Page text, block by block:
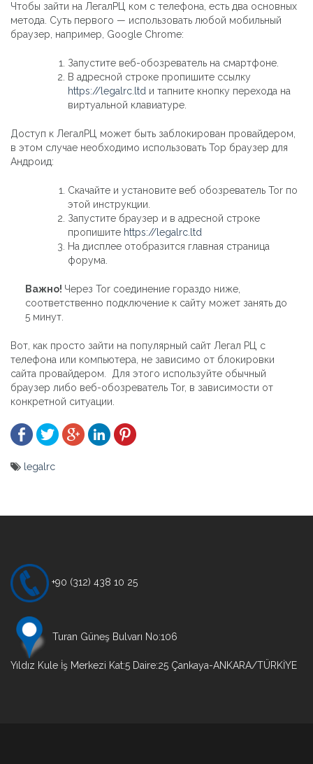
Чтобы зайти на ЛегалРЦ ком с телефона, есть два основных
метода. Суть первого — использовать любой мобильный
браузер, например, Google Chrome:
Запустите веб-обозреватель на смартфоне.
В адресной строке пропишите ссылку
https://legalrc.ltd и тапните кнопку перехода на
виртуальной клавиатуре.
Доступ к ЛегалРЦ может быть заблокирован провайдером,
в этом случае необходимо использовать Тор браузер для
Андроид:
Скачайте и установите веб обозреватель Tor по
этой инструкции.
Запустите браузер и в адресной строке
пропишите https://legalrc.ltd
На дисплее отобразится главная страница
форума.
Важно! Через Tor соединение гораздо ниже,
соответственно подключение к сайту может занять до
5 минут.
Вот, как просто зайти на популярный сайт Легал РЦ с
телефона или компьютера, не зависимо от блокировки
сайта провайдером. Для этого используйте обычный
браузер либо веб-обозреватель Tor, в зависимости от
конкретной ситуации.
legalrc
+90 (312) 438 10 25
Turan Güneş Bulvarı No:106
Yıldız Kule İş Merkezi Kat:5 Daire:25 Çankaya-ANKARA/TÜRKİYE